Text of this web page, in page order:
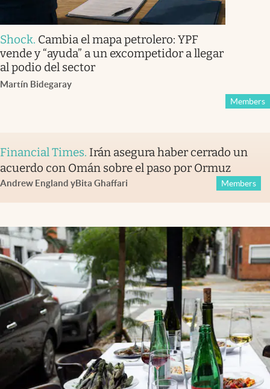
Shock. Cambia el mapa petrolero: YPF
vende y “ayuda” a un excompetidor a llegar
al podio del sector
Martín Bidegaray
Members
Financial Times. Irán asegura haber cerrado un
acuerdo con Omán sobre el paso por Ormuz
Andrew England yBita Ghaffari Members